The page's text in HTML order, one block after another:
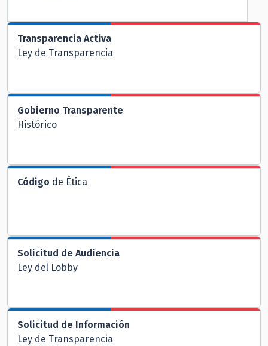
Transparencia Activa
Ley de Transparencia
Gobierno Transparente
Histórico
Código de Ética
Solicitud de Audiencia
Ley del Lobby
Solicitud de Información
Ley de Transparencia